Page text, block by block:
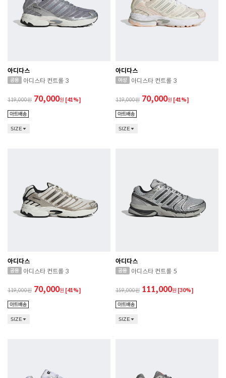
아디다스
아디스타 컨트롤 3
119,000 70,000원 [41%]
SIZE
아디다스
아디스타 컨트롤 3
119,000 70,000원 [41%]
SIZE
아디다스
아디스타 컨트롤 3
119,000 70,000원 [41%]
SIZE
아디다스
아디스타 컨트롤 5
159,000 111,000원 [30%]
SIZE